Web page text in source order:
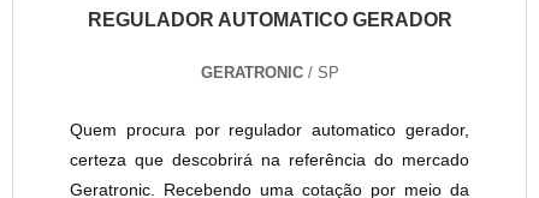
REGULADOR AUTOMATICO GERADOR
GERATRONIC/ SP
Quem procura por regulador automatico gerador,
certeza que descobrirá na referência do mercado
Geratronic. Recebendo uma cotação por meio da